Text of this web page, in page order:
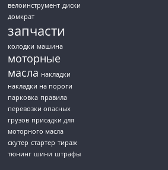
велоинструмент диски
домкрат
запчасти
колодки машина
моторные
масла накладки
накладки на пороги
парковка правила
перевозки опасных
грузов присадки для
моторного масла
скутер стартер тираж
тюнинг шини штрафы